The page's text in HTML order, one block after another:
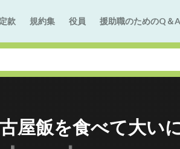
定款 規約集 役員 援助職のためのQ＆A
屋飯を食べて大い